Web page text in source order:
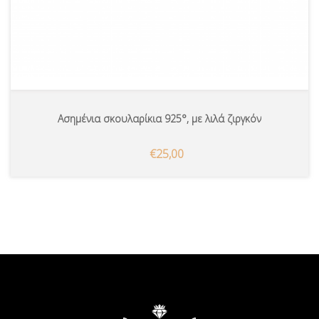
Ασημένια σκουλαρίκια 925°, με λιλά ζιργκόν
€25,00